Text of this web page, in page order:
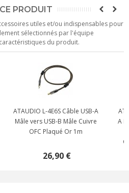
PRODUIT
utiles et/ou indispensables pour
sélectionnés par l'équipe
du produit.
ATAUDIO POLARIS Câble USB-
A Mâle vers USB-B Mâle Cuivre
7N OCC Plaqué Argent
16,90 €